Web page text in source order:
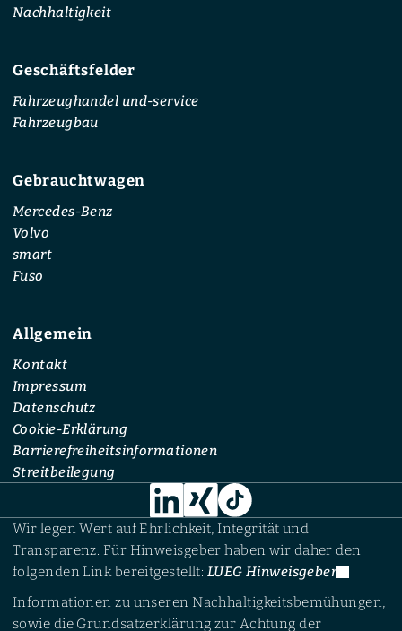
Nachhaltigkeit
Geschäftsfelder
Fahrzeughandel und-service
Fahrzeugbau
Gebrauchtwagen
Mercedes-Benz
Volvo
smart
Fuso
Allgemein
Kontakt
Impressum
Datenschutz
Cookie-Erklärung
Barrierefreiheitsinformationen
Streitbeilegung
Wir legen Wert auf Ehrlichkeit, Integrität und
Transparenz. Für Hinweisgeber haben wir daher den
folgenden Link bereitgestellt: LUEG Hinweisgeber
Informationen zu unseren Nachhaltigkeitsbemühungen,
sowie die Grundsatzerklärung zur Achtung der